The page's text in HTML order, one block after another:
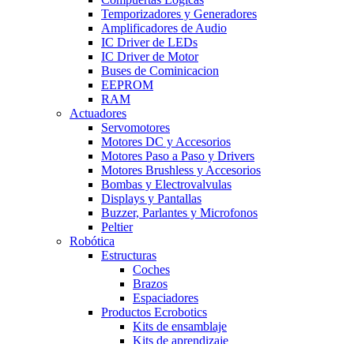
Temporizadores y Generadores
Amplificadores de Audio
IC Driver de LEDs
IC Driver de Motor
Buses de Cominicacion
EEPROM
RAM
Actuadores
Servomotores
Motores DC y Accesorios
Motores Paso a Paso y Drivers
Motores Brushless y Accesorios
Bombas y Electrovalvulas
Displays y Pantallas
Buzzer, Parlantes y Microfonos
Peltier
Robótica
Estructuras
Coches
Brazos
Espaciadores
Productos Ecrobotics
Kits de ensamblaje
Kits de aprendizaje